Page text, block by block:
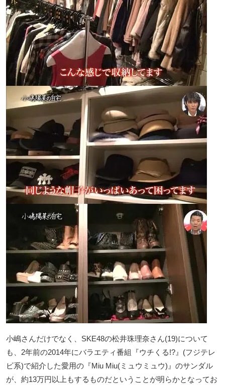
小嶋さんだけでなく、SKE48の松井珠理奈さん(19)について
も、2年前の2014年にバラエティ番組『ウチくる!?』(フジテレ
ビ系)で紹介した愛用の『Miu Miu(ミュウミュウ)』のサンダル
が、約13万円以上もするものだということが明らかとなってお